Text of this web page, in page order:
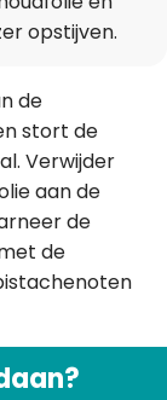
opstijven.
de
stort de
Verwijder
aan de
de
de